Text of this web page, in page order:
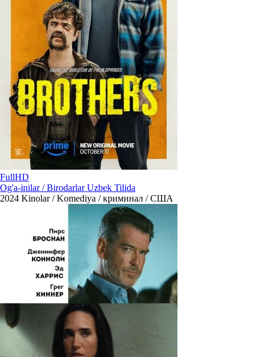
FullHD
Og'a-inilar / Birodarlar Uzbek Tilida
2024 Kinolar / Komediya / криминал / США